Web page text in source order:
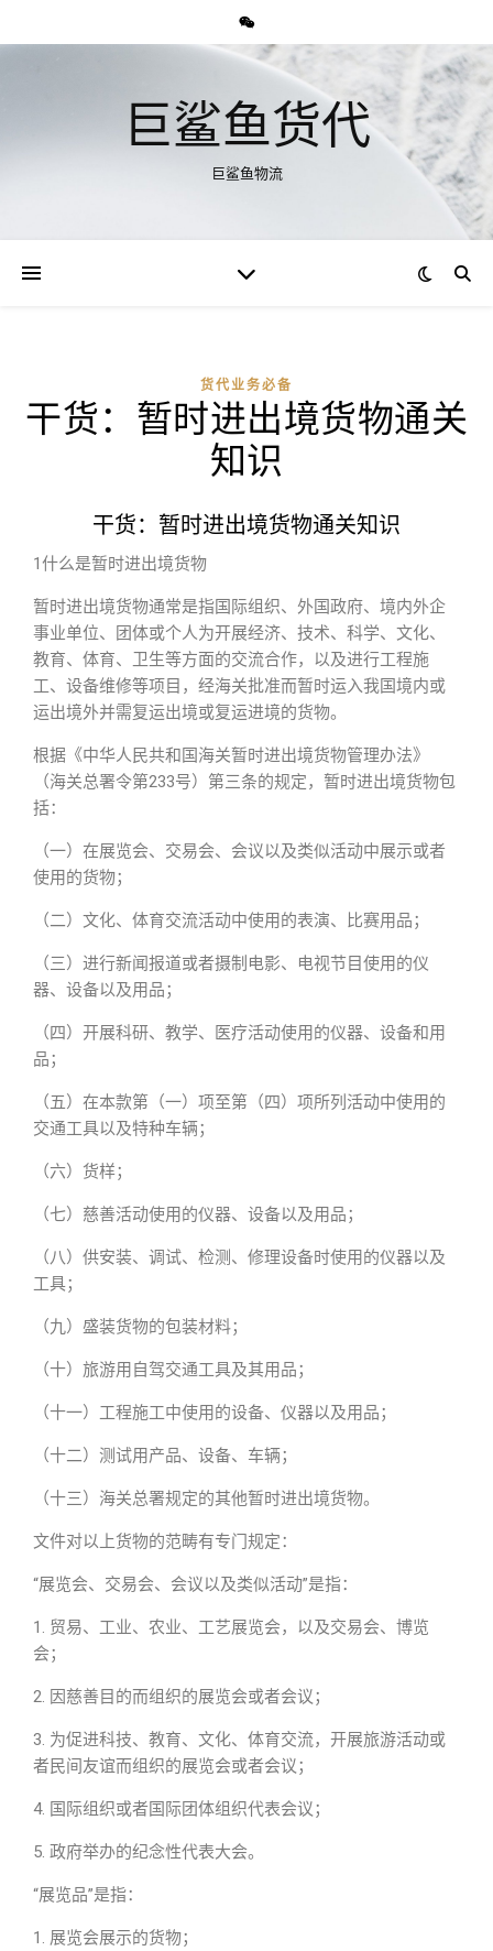
巨鲨鱼货代
巨鲨鱼物流
货代业务必备
干货：暂时进出境货物通关
知识
干货：暂时进出境货物通关知识
1什么是暂时进出境货物
暂时进出境货物通常是指国际组织、外国政府、境内外企
事业单位、团体或个人为开展经济、技术、科学、文化、
教育、体育、卫生等方面的交流合作，以及进行工程施
工、设备维修等项目，经海关批准而暂时运入我国境内或
运出境外并需复运出境或复运进境的货物。
根据《中华人民共和国海关暂时进出境货物管理办法》
（海关总署令第233号）第三条的规定，暂时进出境货物包
括：
（一）在展览会、交易会、会议以及类似活动中展示或者
使用的货物；
（二）文化、体育交流活动中使用的表演、比赛用品；
（三）进行新闻报道或者摄制电影、电视节目使用的仪
器、设备以及用品；
（四）开展科研、教学、医疗活动使用的仪器、设备和用
品；
（五）在本款第（一）项至第（四）项所列活动中使用的
交通工具以及特种车辆；
（六）货样；
（七）慈善活动使用的仪器、设备以及用品；
（八）供安装、调试、检测、修理设备时使用的仪器以及
工具；
（九）盛装货物的包装材料；
（十）旅游用自驾交通工具及其用品；
（十一）工程施工中使用的设备、仪器以及用品；
（十二）测试用产品、设备、车辆；
（十三）海关总署规定的其他暂时进出境货物。
文件对以上货物的范畴有专门规定：
“展览会、交易会、会议以及类似活动”是指：
1. 贸易、工业、农业、工艺展览会，以及交易会、博览
会；
2. 因慈善目的而组织的展览会或者会议；
3. 为促进科技、教育、文化、体育交流，开展旅游活动或
者民间友谊而组织的展览会或者会议；
4. 国际组织或者国际团体组织代表会议；
5. 政府举办的纪念性代表大会。
“展览品”是指：
1. 展览会展示的货物；